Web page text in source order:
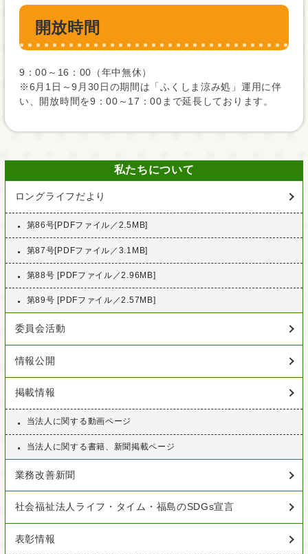
開放時間
9：00～16：00（年中無休）
※6月1日～9月30日の期間は「ふくしま涼み処」運用に伴
い、開放時間を9：00～17：00まで延長しております。
私たちについて
ロングライフだより
第86号[PDFファイル／2.5MB]
第87号[PDFファイル／3.1MB]
第88号 [PDFファイル／2.96MB]
第89号 [PDFファイル／2.57MB]
委員会活動
情報公開
掲載情報
当法人に関する動画ページ
当法人に関する書籍、新聞掲載ページ
業務改善新聞
社会福祉法人ライフ・タイム・福島のSDGs宣言
表彰情報